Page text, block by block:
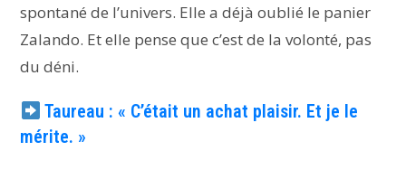
spontané de l’univers. Elle a déjà oublié le panier
Zalando. Et elle pense que c’est de la volonté, pas
du déni.
Taureau : « C’était un achat plaisir. Et je le
mérite. »